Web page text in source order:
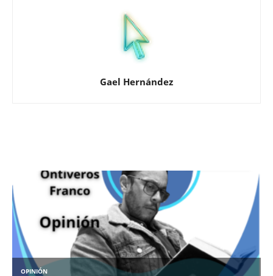
Gael Hernández